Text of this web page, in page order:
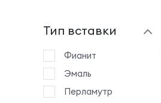
помилуй меня
Господи,
славою и
честию
венчай
Тип вставки
Фианит
Эмаль
Перламутр